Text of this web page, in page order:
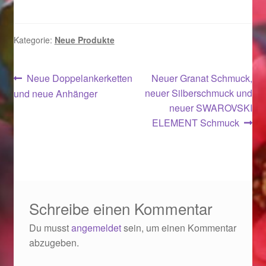
Ostergeschenke finden für Ostern 2020
Ostergeschenke finden für Ostern 2021
Ostergeschenke finden für Ostern 2022
Startseite
Startseite
Kategorie: Neue Produkte
Beitragsnavigation
Vorheriger
Beitrag:
Neue Doppelankerketten
und neue Anhänger
Nächster
Beitrag:
Neuer Granat Schmuck,
neuer Silberschmuck und
neuer SWAROVSKI
ELEMENT Schmuck
Schreibe einen Kommentar
Du musstangemeldetsein, um einen Kommentar
abzugeben.